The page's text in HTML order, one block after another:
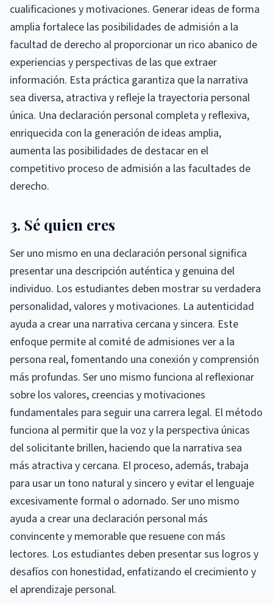
cualificaciones y motivaciones. Generar ideas de forma
amplia fortalece las posibilidades de admisión a la
facultad de derecho al proporcionar un rico abanico de
experiencias y perspectivas de las que extraer
información. Esta práctica garantiza que la narrativa
sea diversa, atractiva y refleje la trayectoria personal
única. Una declaración personal completa y reflexiva,
enriquecida con la generación de ideas amplia,
aumenta las posibilidades de destacar en el
competitivo proceso de admisión a las facultades de
derecho.
3. Sé quien eres
Ser uno mismo en una declaración personal significa
presentar una descripción auténtica y genuina del
individuo. Los estudiantes deben mostrar su verdadera
personalidad, valores y motivaciones. La autenticidad
ayuda a crear una narrativa cercana y sincera. Este
enfoque permite al comité de admisiones ver a la
persona real, fomentando una conexión y comprensión
más profundas. Ser uno mismo funciona al reflexionar
sobre los valores, creencias y motivaciones
fundamentales para seguir una carrera legal. El método
funciona al permitir que la voz y la perspectiva únicas
del solicitante brillen, haciendo que la narrativa sea
más atractiva y cercana. El proceso, además, trabaja
para usar un tono natural y sincero y evitar el lenguaje
excesivamente formal o adornado. Ser uno mismo
ayuda a crear una declaración personal más
convincente y memorable que resuene con más
lectores. Los estudiantes deben presentar sus logros y
desafíos con honestidad, enfatizando el crecimiento y
el aprendizaje personal.